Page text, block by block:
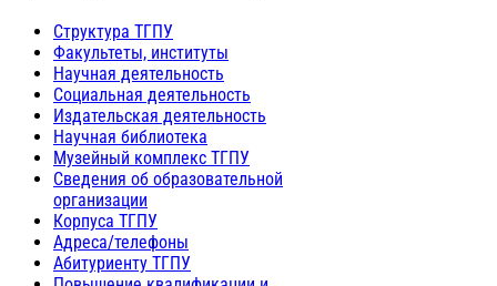
Структура ТГПУ
Факультеты, институты
Научная деятельность
Социальная деятельность
Издательская деятельность
Научная библиотека
Музейный комплекс ТГПУ
Сведения об образовательной
организации
Корпуса ТГПУ
Адреса/телефоны
Абитуриенту ТГПУ